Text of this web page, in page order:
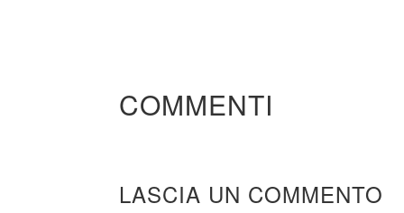
COMMENTI
LASCIA UN COMMENTO